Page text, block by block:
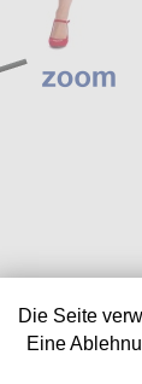
Dress
Die Seite
Eine